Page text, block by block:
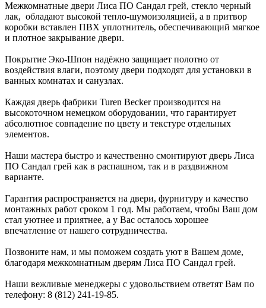
Межкомнатные двери Лиса ПО Сандал грей, стекло черный
лак, обладают высокой тепло-шумоизоляцией, а в притвор
коробки вставлен ПВХ уплотнитель, обеспечивающий мягкое
и плотное закрывание двери.
Покрытие Эко-Шпон надёжно защищает полотно от
воздействия влаги, поэтому двери подходят для установки в
ванных комнатах и санузлах.
Каждая дверь фабрики Turen Becker производится на
высокоточном немецком оборудовании, что гарантирует
абсолютное совпадение по цвету и текстуре отдельных
элементов.
Наши мастера быстро и качественно смонтируют дверь Лиса
ПО Сандал грей как в распашном, так и в раздвижном
варианте.
Гарантия распространяется на двери, фурнитуру и качество
монтажных работ сроком 1 год. Мы работаем, чтобы Ваш дом
стал уютнее и приятнее, а у Вас осталось хорошее
впечатление от нашего сотрудничества.
Позвоните нам, и мы поможем создать уют в Вашем доме,
благодаря межкомнатным дверям Лиса ПО Сандал грей.
Наши вежливые менеджеры с удовольствием ответят Вам по
телефону: 8 (812) 241-19-85.